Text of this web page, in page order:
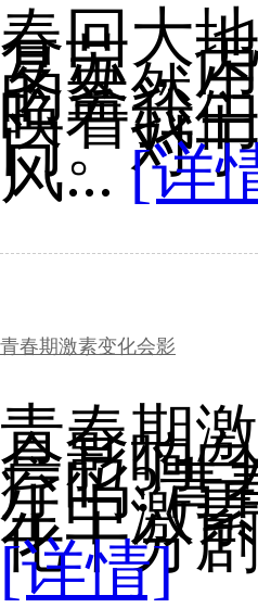
春回大
复苏，
的盎然
唤着我
门。对
风...[详
青春期激素变化会影
青春期
会影响
疗吗?青
生中激
化十分
[详情]